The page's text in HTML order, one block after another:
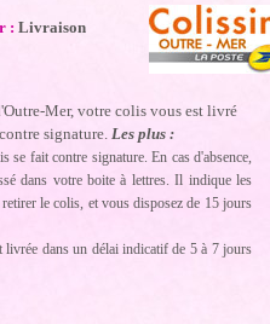
: Livraison
Mer, votre colis vous est livré
signature.Les plus :
se fait contre signature. En cas d'absence,
dans votre boite à lettres. Il indique les
le colis, et vous disposez de 15 jours
livrée dans un délai indicatif de 5 à 7 jours